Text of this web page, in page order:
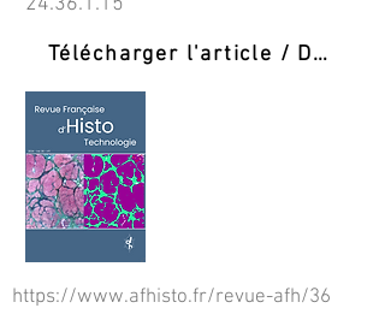
Télécharger l'article / Download PDF
https://www.afhisto.fr/revue-afh/36